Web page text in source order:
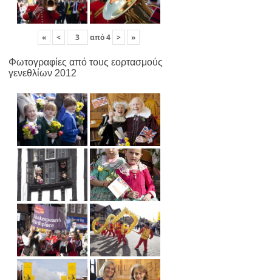
« < από4 > »
Φωτογραφίες από τους εορτασμούς
γενεθλίων 2012